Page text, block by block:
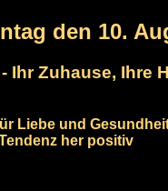
den 10.
Ihr Zuhause, Ihre
Liebe und
her positiv